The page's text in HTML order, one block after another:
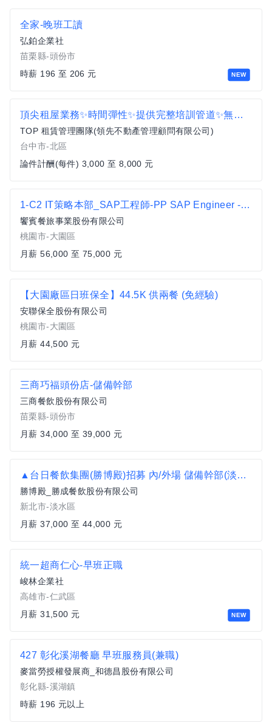
NEW
全家-晚班工讀
弘鉑企業社
苗栗縣-頭份市
時薪 196 至 206 元
頂尖租屋業務✨時間彈性✨提供完整培訓管道✨無經驗可
TOP 租賃管理團隊(領先不動產管理顧問有限公司)
台中市-北區
論件計酬(每件) 3,000 至 8,000 元
1-C2 IT策略本部_SAP工程師-PP SAP Engineer - PP
饗賓餐旅事業股份有限公司
桃園市-大園區
月薪 56,000 至 75,000 元
【大園廠區日班保全】44.5K 供兩餐 (免經驗)
安聯保全股份有限公司
桃園市-大園區
月薪 44,500 元
三商巧福頭份店-儲備幹部
三商餐飲股份有限公司
苗栗縣-頭份市
月薪 34,000 至 39,000 元
▲台日餐飲集團(勝博殿)招募 內/外場 儲備幹部(淡水店)
勝博殿_勝成餐飲股份有限公司
新北市-淡水區
月薪 37,000 至 44,000 元
NEW
統一超商仁心-早班正職
峻林企業社
高雄市-仁武區
月薪 31,500 元
427 彰化溪湖餐廳 早班服務員(兼職)
麥當勞授權發展商_和德昌股份有限公司
彰化縣-溪湖鎮
時薪 196 元以上